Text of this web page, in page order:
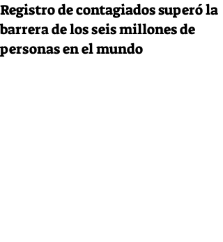
Registro de contagiados superó la
barrera de los seis millones de
personas en el mundo